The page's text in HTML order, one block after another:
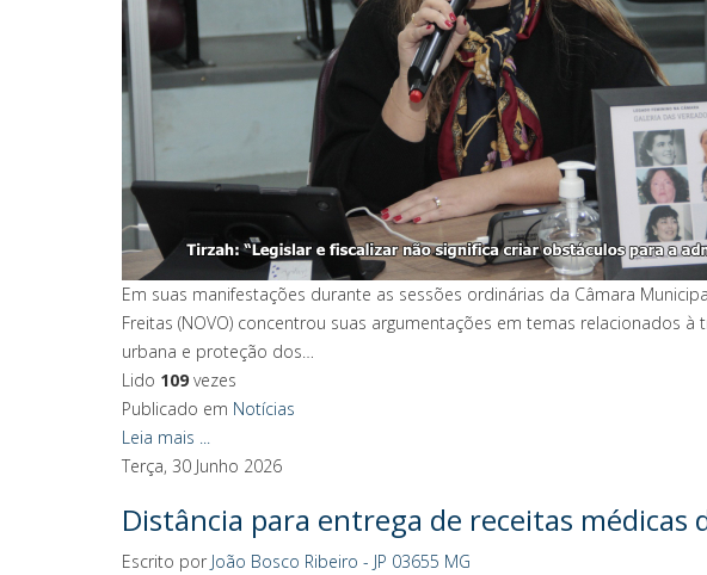
Em suas manifestações durante as sessões ordinárias da Câmara
Freitas (NOVO) concentrou suas argumentações em temas relacionados
urbana e proteção dos…
Lido 109 vezes
Publicado em Notícias
Leia mais ...
Terça, 30 Junho 2026
Distância para entrega de receitas médicas
Escrito por João Bosco Ribeiro - JP 03655 MG